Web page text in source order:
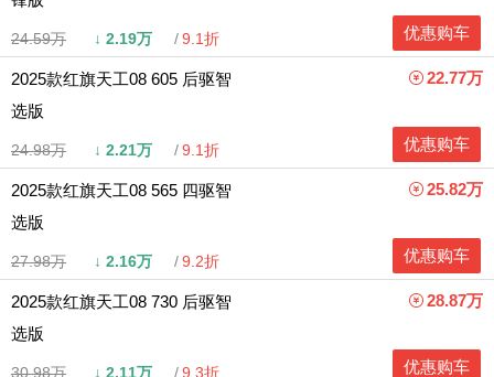
24.59万 ↓ 2.19万 9.1折 优惠购车
2025款红旗天工08 605 后驱智
选版
24.98万 ↓ 2.21万 9.1折
22.77万
优惠购车
2025款红旗天工08 565 四驱智
选版
27.98万 ↓ 2.16万 9.2折
25.82万
优惠购车
2025款红旗天工08 730 后驱智
选版
30.98万 ↓ 2.11万 9.3折
28.87万
优惠购车